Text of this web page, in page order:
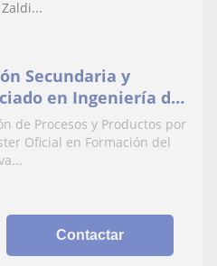
Secundaria y
en Ingeniería de
a niños de
de Procesos y Productos por
Oficial en Formación del
Contactar